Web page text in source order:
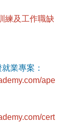
練及工作職缺
業專案：
ape
cert